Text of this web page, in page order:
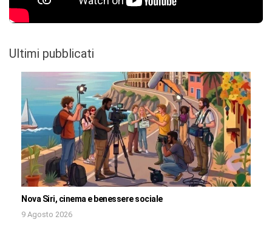
Ultimi pubblicati
Nova Siri, cinema e benessere sociale
9 Agosto 2026